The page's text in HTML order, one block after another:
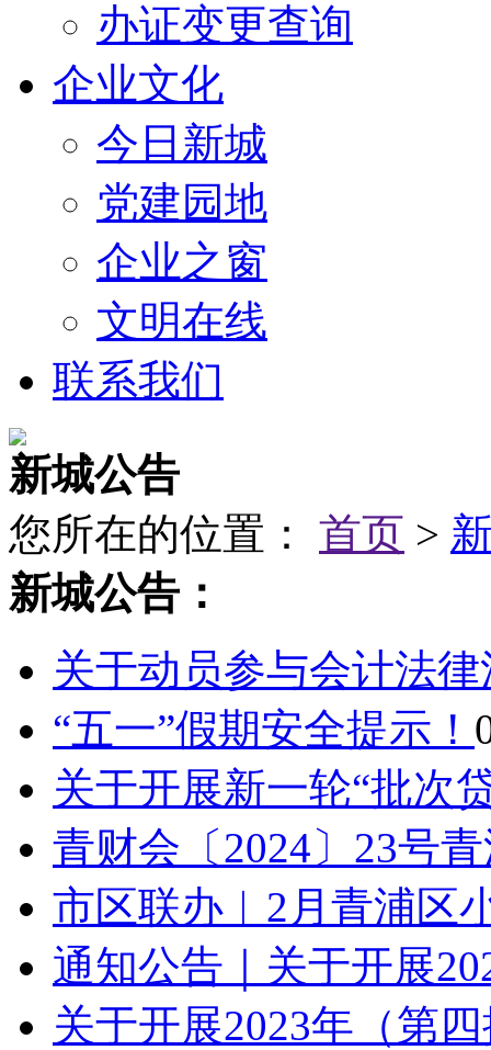
办证变更查询
企业文化
今日新城
党建园地
企业之窗
文明在线
联系我们
新城公告
您所在的位置： 首页 >
新城公告：
关于动员参与会计法
“五一”假期安全提示！
关于开展新一轮“批次
青财会〔2024〕23号
市区联办︱2月青浦区
通知公告｜关于开展
关于开展2023年（第